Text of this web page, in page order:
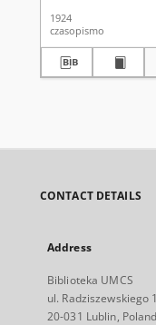
1924
czasopismo
CONTACT DETAILS
Address
Biblioteka UMCS
ul. Radziszewskiego
20-031 Lublin, Poland